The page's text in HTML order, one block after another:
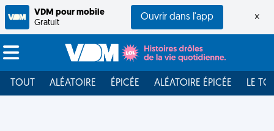
VDM pour mobile
Gratuit
Ouvrir dans l'app ×
TOUT ALÉATOIRE ÉPICÉE ALÉATOIRE ÉPICÉE LE